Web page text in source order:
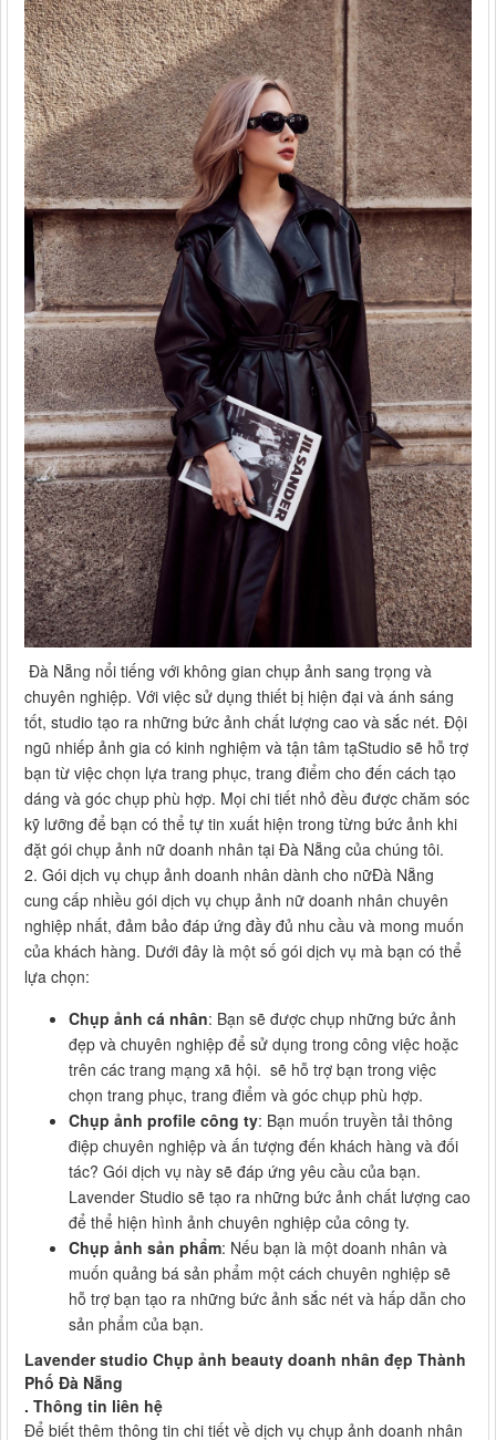
Đà Nẵng nổi tiếng với không gian chụp ảnh sang trọng và
chuyên nghiệp. Với việc sử dụng thiết bị hiện đại và ánh sáng
tốt, studio tạo ra những bức ảnh chất lượng cao và sắc nét. Đội
ngũ nhiếp ảnh gia có kinh nghiệm và tận tâm tạStudio sẽ hỗ trợ
bạn từ việc chọn lựa trang phục, trang điểm cho đến cách tạo
dáng và góc chụp phù hợp. Mọi chi tiết nhỏ đều được chăm sóc
kỹ lưỡng để bạn có thể tự tin xuất hiện trong từng bức ảnh khi
đặt gói chụp ảnh nữ doanh nhân tại Đà Nẵng của chúng tôi.
2. Gói dịch vụ chụp ảnh doanh nhân dành cho nữĐà Nẵng
cung cấp nhiều gói dịch vụ chụp ảnh nữ doanh nhân chuyên
nghiệp nhất, đảm bảo đáp ứng đầy đủ nhu cầu và mong muốn
của khách hàng. Dưới đây là một số gói dịch vụ mà bạn có thể
lựa chọn:
Chụp ảnh cá nhân: Bạn sẽ được chụp những bức ảnh
đẹp và chuyên nghiệp để sử dụng trong công việc hoặc
trên các trang mạng xã hội. sẽ hỗ trợ bạn trong việc
chọn trang phục, trang điểm và góc chụp phù hợp.
Chụp ảnh profile công ty: Bạn muốn truyền tải thông
điệp chuyên nghiệp và ấn tượng đến khách hàng và đối
tác? Gói dịch vụ này sẽ đáp ứng yêu cầu của bạn.
Lavender Studio sẽ tạo ra những bức ảnh chất lượng cao
để thể hiện hình ảnh chuyên nghiệp của công ty.
Chụp ảnh sản phẩm: Nếu bạn là một doanh nhân và
muốn quảng bá sản phẩm một cách chuyên nghiệp sẽ
hỗ trợ bạn tạo ra những bức ảnh sắc nét và hấp dẫn cho
sản phẩm của bạn.
Lavender studio Chụp ảnh beauty doanh nhân đẹp Thành
Phố Đà Nẵng
. Thông tin liên hệ
Để biết thêm thông tin chi tiết về dịch vụ chụp ảnh doanh nhân